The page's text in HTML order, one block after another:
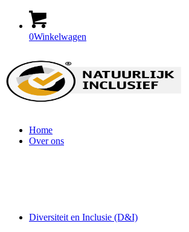
0Winkelwagen
Home
Over ons
Diversiteit en Inclusie (D&I)